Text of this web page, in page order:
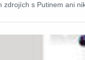
zdrojích s Putinem ani